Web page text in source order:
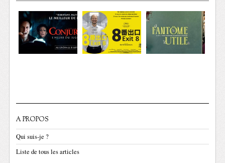
A PROPOS
Qui suis-je ?
Liste de tous les articles